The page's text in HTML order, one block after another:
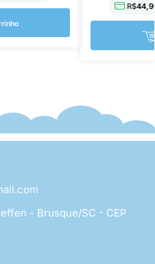
R$
- Brusque/SC - CEP